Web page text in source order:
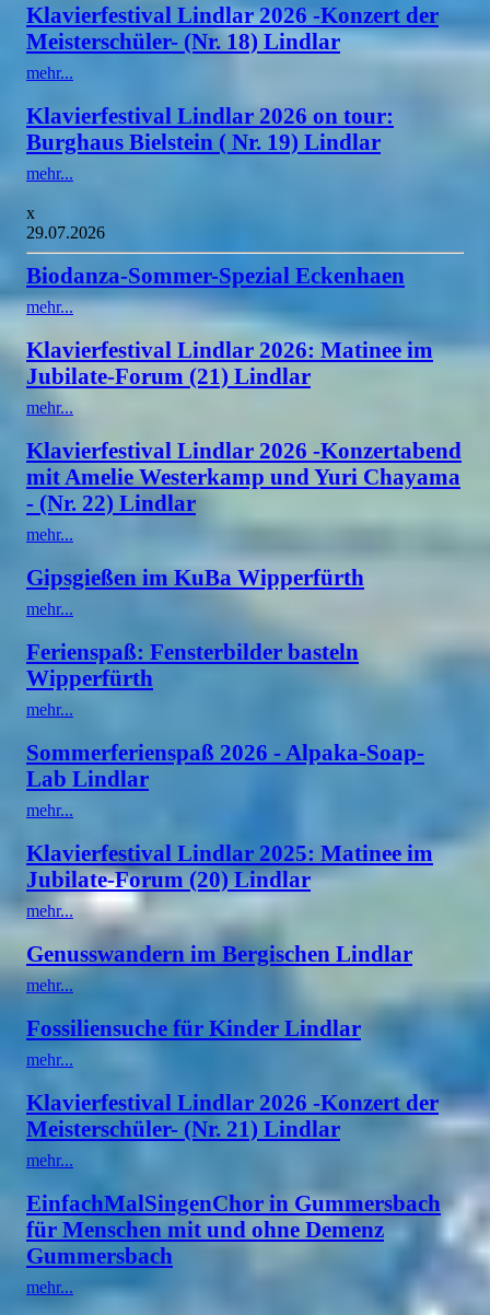
Klavierfestival Lindlar 2026 -Konzert der
Meisterschüler- (Nr. 18) Lindlar
mehr...
Klavierfestival Lindlar 2026 on tour:
Burghaus Bielstein ( Nr. 19) Lindlar
mehr...
x
29.07.2026
Biodanza-Sommer-Spezial Eckenhaen
mehr...
Klavierfestival Lindlar 2026: Matinee im
Jubilate-Forum (21) Lindlar
mehr...
Klavierfestival Lindlar 2026 -Konzertabend
mit Amelie Westerkamp und Yuri Chayama
- (Nr. 22) Lindlar
mehr...
Gipsgießen im KuBa Wipperfürth
mehr...
Ferienspaß: Fensterbilder basteln
Wipperfürth
mehr...
Sommerferienspaß 2026 - Alpaka-Soap-
Lab Lindlar
mehr...
Klavierfestival Lindlar 2025: Matinee im
Jubilate-Forum (20) Lindlar
mehr...
Genusswandern im Bergischen Lindlar
mehr...
Fossiliensuche für Kinder Lindlar
mehr...
Klavierfestival Lindlar 2026 -Konzert der
Meisterschüler- (Nr. 21) Lindlar
mehr...
EinfachMalSingenChor in Gummersbach
für Menschen mit und ohne Demenz
Gummersbach
mehr...